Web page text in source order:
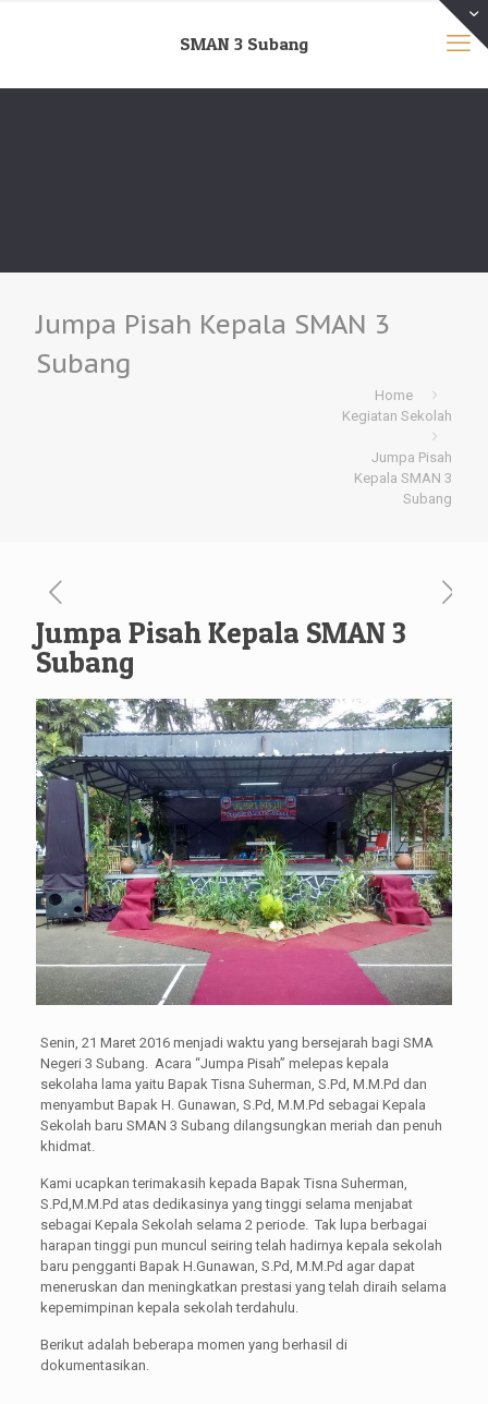
SMAN 3 Subang
Jumpa Pisah Kepala SMAN 3
Subang
Home
Kegiatan Sekolah
Jumpa Pisah
Kepala SMAN 3
Subang
Jumpa Pisah Kepala SMAN 3
Subang
Senin, 21 Maret 2016 menjadi waktu yang bersejarah bagi SMA
Negeri 3 Subang. Acara “Jumpa Pisah” melepas kepala
sekolaha lama yaitu Bapak Tisna Suherman, S.Pd, M.M.Pd dan
menyambut Bapak H. Gunawan, S.Pd, M.M.Pd sebagai Kepala
Sekolah baru SMAN 3 Subang dilangsungkan meriah dan penuh
khidmat.
Kami ucapkan terimakasih kepada Bapak Tisna Suherman,
S.Pd,M.M.Pd atas dedikasinya yang tinggi selama menjabat
sebagai Kepala Sekolah selama 2 periode. Tak lupa berbagai
harapan tinggi pun muncul seiring telah hadirnya kepala sekolah
baru pengganti Bapak H.Gunawan, S.Pd, M.M.Pd agar dapat
meneruskan dan meningkatkan prestasi yang telah diraih selama
kepemimpinan kepala sekolah terdahulu.
Berikut adalah beberapa momen yang berhasil di
dokumentasikan.